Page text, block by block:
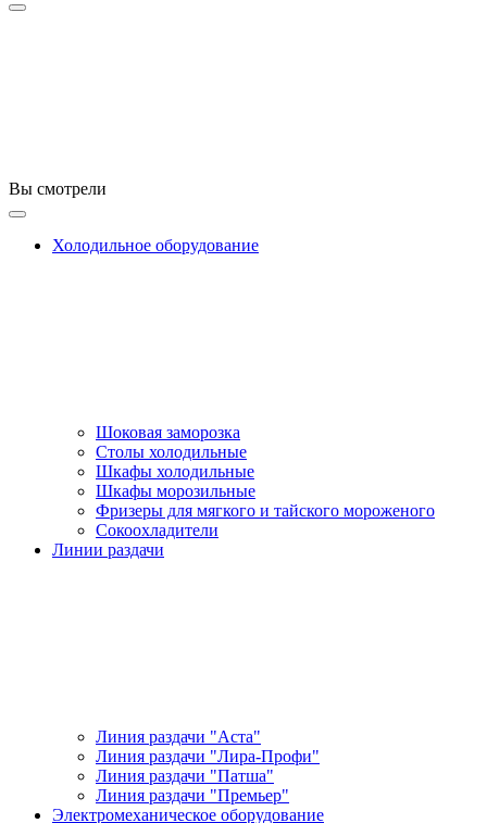
Вы смотрели
Холодильное оборудование
Шоковая заморозка
Столы холодильные
Шкафы холодильные
Шкафы морозильные
Фризеры для мягкого и тайского мороженого
Сокоохладители
Линии раздачи
Линия раздачи "Аста"
Линия раздачи "Лира-Профи"
Линия раздачи "Патша"
Линия раздачи "Премьер"
Электромеханическое оборудование